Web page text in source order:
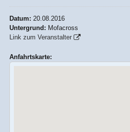
Datum:20.08.2016
Untergrund: Mofacross
Link zum Veranstalter
Anfahrtskarte: